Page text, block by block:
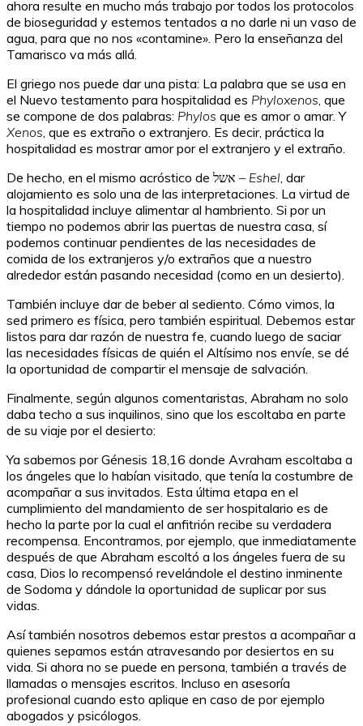
ahora resulte en mucho más trabajo por todos los protocolos
de bioseguridad y estemos tentados a no darle ni un vaso de
agua, para que no nos «contamine». Pero la enseñanza del
Tamarisco va más allá.
El griego nos puede dar una pista: La palabra que se usa en
el Nuevo testamento para hospitalidad es Phyloxenos, que
se compone de dos palabras: Phylos que es amor o amar. Y
Xenos, que es extraño o extranjero. Es decir, práctica la
hospitalidad es mostrar amor por el extranjero y el extraño.
De hecho, en el mismo acróstico de אשל – Eshel, dar
alojamiento es solo una de las interpretaciones. La virtud de
la hospitalidad incluye alimentar al hambriento. Si por un
tiempo no podemos abrir las puertas de nuestra casa, sí
podemos continuar pendientes de las necesidades de
comida de los extranjeros y/o extraños que a nuestro
alrededor están pasando necesidad (como en un desierto).
También incluye dar de beber al sediento. Cómo vimos, la
sed primero es física, pero también espiritual. Debemos estar
listos para dar razón de nuestra fe, cuando luego de saciar
las necesidades físicas de quién el Altísimo nos envíe, se dé
la oportunidad de compartir el mensaje de salvación.
Finalmente, según algunos comentaristas, Abraham no solo
daba techo a sus inquilinos, sino que los escoltaba en parte
de su viaje por el desierto:
Ya sabemos por Génesis 18,16 donde Avraham escoltaba a
los ángeles que lo habían visitado, que tenía la costumbre de
acompañar a sus invitados. Esta última etapa en el
cumplimiento del mandamiento de ser hospitalario es de
hecho la parte por la cual el anfitrión recibe su verdadera
recompensa. Encontramos, por ejemplo, que inmediatamente
después de que Abraham escoltó a los ángeles fuera de su
casa, Dios lo recompensó revelándole el destino inminente
de Sodoma y dándole la oportunidad de suplicar por sus
vidas.
Así también nosotros debemos estar prestos a acompañar a
quienes sepamos están atravesando por desiertos en su
vida. Si ahora no se puede en persona, también a través de
llamadas o mensajes escritos. Incluso en asesoría
profesional cuando esto aplique en caso de por ejemplo
abogados y psicólogos.